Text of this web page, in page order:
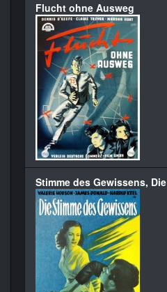
Flucht ohne Ausweg
Stimme des Gewissens, Die